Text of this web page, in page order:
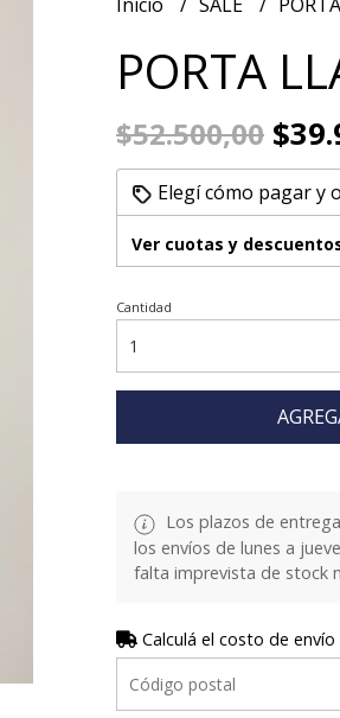
PORTA
$52.500,00
Elegí cómo pagar y
Ver cuotas y
Cantidad
Los plazos de
los envíos de lunes a
falta imprevista de stock
Calculá el costo de envío